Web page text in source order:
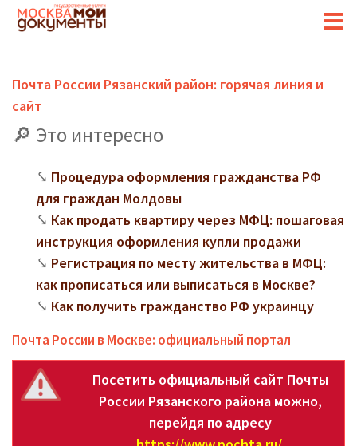
Почта России Рязанский район: горячая линия и
сайт
Это интересно
Процедура оформления гражданства РФ
для граждан Молдовы
Как продать квартиру через МФЦ: пошаговая
инструкция оформления купли продажи
Регистрация по месту жительства в МФЦ:
как прописаться или выписаться в Москве?
Как получить гражданство РФ украинцу
Почта России в Москве: официальный портал
Посетить официальный сайт Почты
России Рязанского района можно,
перейдя по адресу